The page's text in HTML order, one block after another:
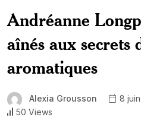
Andréanne
aînés aux secrets
aromatiques
Alexia Grousson 8
50 Views